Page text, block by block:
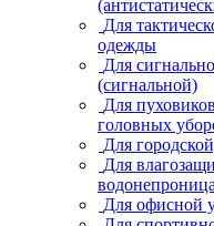
Для
одежды
Для
(сигнальной)
Для
головных
Для
Для
Для офисной